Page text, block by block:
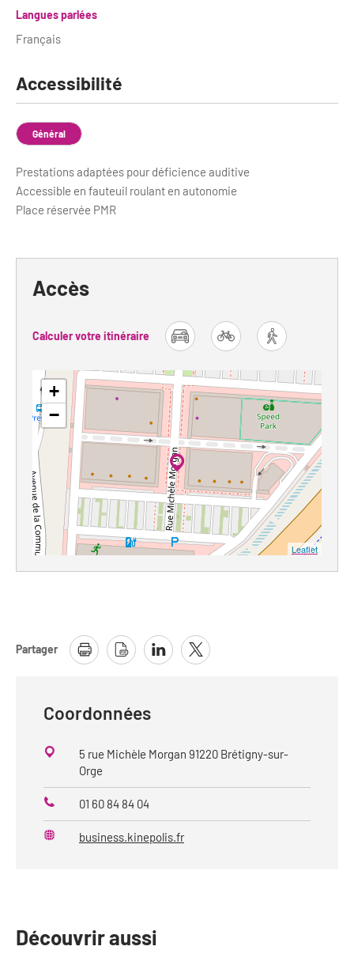
Annuaire accessibilité
S'investir dans le label
Remise des Prix
Inscription à la newsletter
Institutionnels du tourisme
Grands Evènements
Langues parlées
Français
Accessibilité
Général
Prestations adaptées pour déficience auditive
Accessible en fauteuil roulant en autonomie
Place réservée PMR
Accès
Calculer votre itinéraire
car bike foot
+
−
Leaflet
Partager
Coordonnées
5 rue Michèle Morgan 91220 Brétigny-sur-
Orge
Téléphone
01 60 84 84 04
business.kinepolis.fr
Découvrir aussi